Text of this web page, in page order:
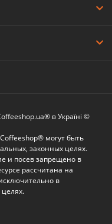
в Україні ©
могут быть
законных целях.
и посев запрещено в
рассчитана на
в